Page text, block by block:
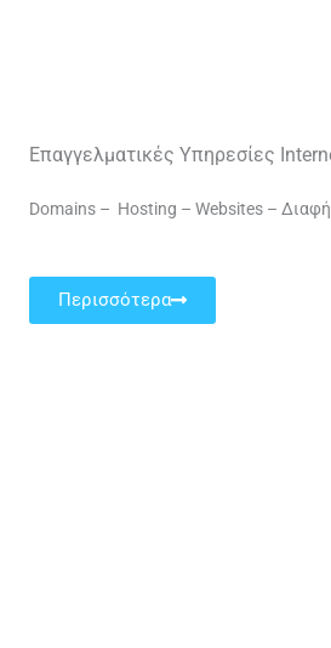
Επαγγελματικές Υπηρεσίες
Domains – Hosting – Websites –
Περισσότερα